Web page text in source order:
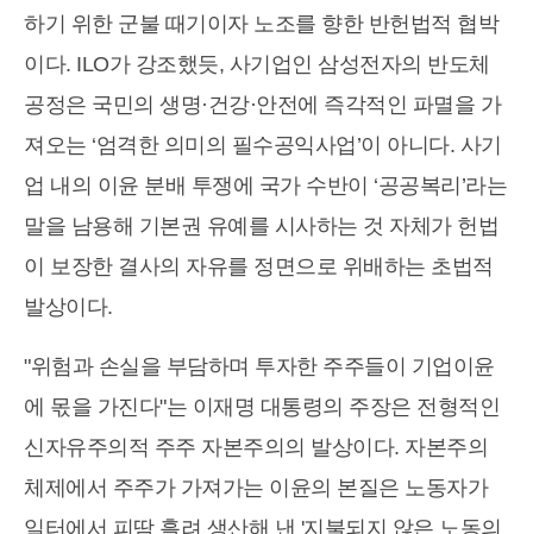
하기 위한 군불 때기이자 노조를 향한 반헌법적 협박
이다. ILO가 강조했듯, 사기업인 삼성전자의 반도체
공정은 국민의 생명·건강·안전에 즉각적인 파멸을 가
져오는 ‘엄격한 의미의 필수공익사업’이 아니다. 사기
업 내의 이윤 분배 투쟁에 국가 수반이 ‘공공복리’라는
말을 남용해 기본권 유예를 시사하는 것 자체가 헌법
이 보장한 결사의 자유를 정면으로 위배하는 초법적
발상이다.
"위험과 손실을 부담하며 투자한 주주들이 기업이윤
에 몫을 가진다"는 이재명 대통령의 주장은 전형적인
신자유주의적 주주 자본주의의 발상이다. 자본주의
체제에서 주주가 가져가는 이윤의 본질은 노동자가
일터에서 피땀 흘려 생산해 낸 '지불되지 않은 노동의